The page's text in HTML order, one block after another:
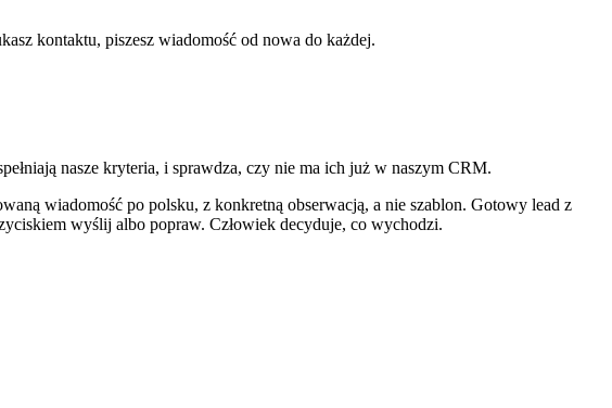
kontaktu, piszesz wiadomość od nowa do każdej.
nasze kryteria, i sprawdza, czy nie ma ich już w naszym CRM.
wiadomość po polsku, z konkretną obserwacją, a nie szablon. Gotowy lead z
wyślij albo popraw. Człowiek decyduje, co wychodzi.